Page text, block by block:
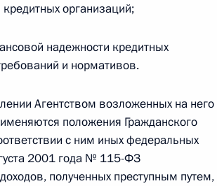
3 Федерального закона «О внесении
ФЗ
«Об автономных учреждениях»
организаций;
надежности кредитных
и нормативов.
Агентством возложенных на него
положения Гражданского
с ним иных федеральных
2001 года № 115-ФЗ
полученных преступным путем,